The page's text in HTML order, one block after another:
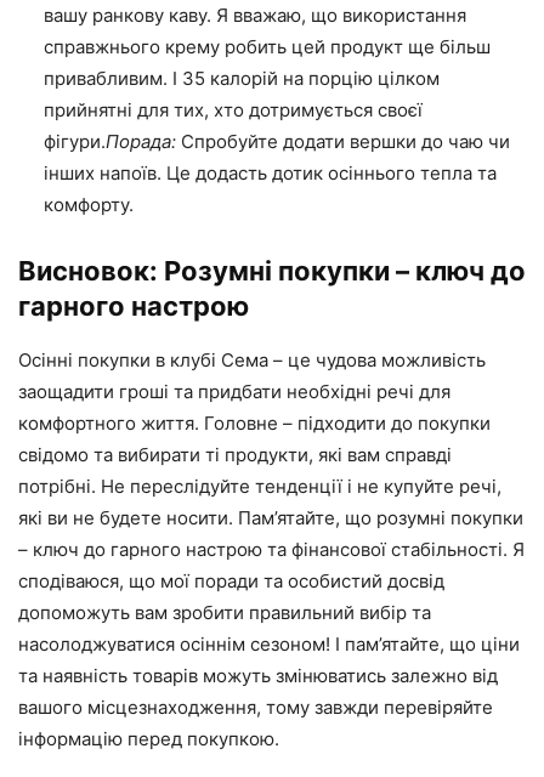
вашу ранкову каву. Я вважаю, що використання
справжнього крему робить цей продукт ще більш
привабливим. І 35 калорій на порцію цілком
прийнятні для тих, хто дотримується своєї
фігури.Порада: Спробуйте додати вершки до чаю чи
інших напоїв. Це додасть дотик осіннього тепла та
комфорту.
Висновок: Розумні покупки – ключ до
гарного настрою
Осінні покупки в клубі Сема – це чудова можливість
заощадити гроші та придбати необхідні речі для
комфортного життя. Головне – підходити до покупки
свідомо та вибирати ті продукти, які вам справді
потрібні. Не переслідуйте тенденції і не купуйте речі,
які ви не будете носити. Пам’ятайте, що розумні покупки
– ключ до гарного настрою та фінансової стабільності. Я
сподіваюся, що мої поради та особистий досвід
допоможуть вам зробити правильний вибір та
насолоджуватися осіннім сезоном! І пам’ятайте, що ціни
та наявність товарів можуть змінюватись залежно від
вашого місцезнаходження, тому завжди перевіряйте
інформацію перед покупкою.